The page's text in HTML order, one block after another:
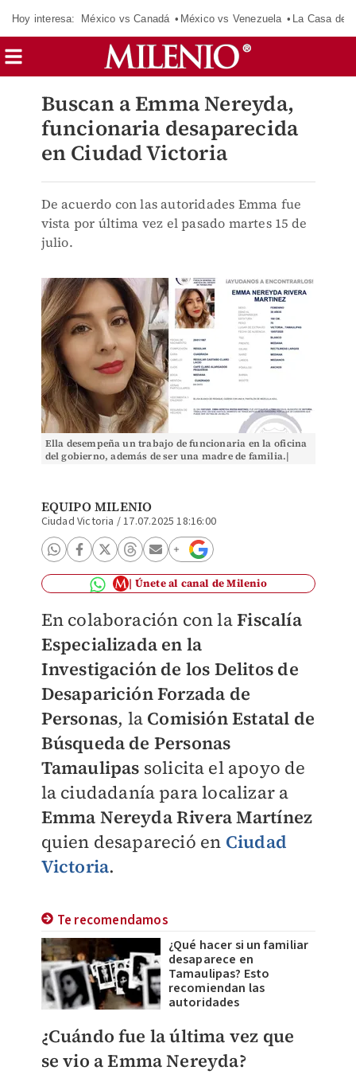
Hoy interesa: México vs Canadá México vs Venezuela La Casa de
Buscan a Emma Nereyda,
funcionaria desaparecida
en Ciudad Victoria
De acuerdo con las autoridades Emma fue
vista por última vez el pasado martes 15 de
julio.
Ella desempeña un trabajo de funcionaria en la oficina
del gobierno, además de ser una madre de familia.|
EQUIPO MILENIO
Ciudad Victoria /17.07.2025 18:16:00
Únete al canal de Milenio
En colaboración con laFiscalía
Especializada en la
Investigación de los Delitos de
Desaparición Forzada de
Personas, la Comisión Estatal de
Búsqueda de Personas
Tamaulipas solicita el apoyo de
la ciudadanía para localizar a
Emma Nereyda Rivera Martínez
quien desapareció en Ciudad
Victoria.
Te recomendamos
¿Qué hacer si un familiar
desaparece en
Tamaulipas? Esto
recomiendan las
autoridades
¿Cuándo fue la última vez que
se vio a Emma Nereyda?